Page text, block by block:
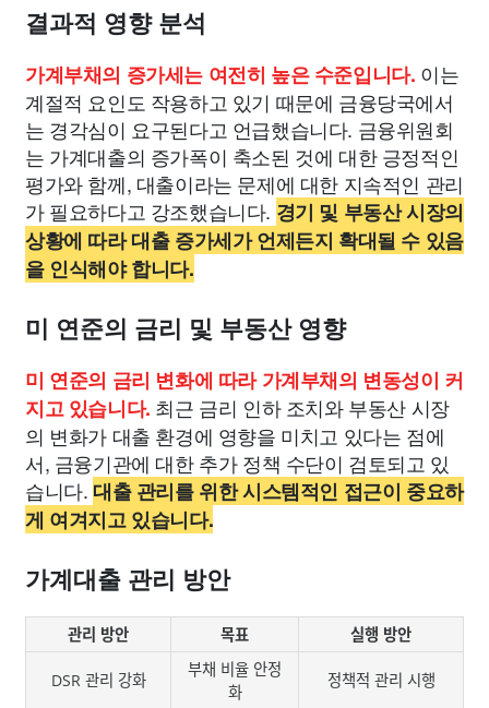
결과적 영향 분석
가계부채의 증가세는 여전히 높은 수준입니다. 이는
계절적 요인도 작용하고 있기 때문에 금융당국에서
는 경각심이 요구된다고 언급했습니다. 금융위원회
는 가계대출의 증가폭이 축소된 것에 대한 긍정적인
평가와 함께, 대출이라는 문제에 대한 지속적인 관리
가 필요하다고 강조했습니다. 경기 및 부동산 시장의
상황에 따라 대출 증가세가 언제든지 확대될 수 있음
을 인식해야 합니다.
미 연준의 금리 및 부동산 영향
미 연준의 금리 변화에 따라 가계부채의 변동성이 커
지고 있습니다. 최근 금리 인하 조치와 부동산 시장
의 변화가 대출 환경에 영향을 미치고 있다는 점에
서, 금융기관에 대한 추가 정책 수단이 검토되고 있
습니다. 대출 관리를 위한 시스템적인 접근이 중요하
게 여겨지고 있습니다.
가계대출 관리 방안
관리 방안 목표 실행 방안
DSR 관리 강화
부채 비율 안정
화
정책적 관리 시행